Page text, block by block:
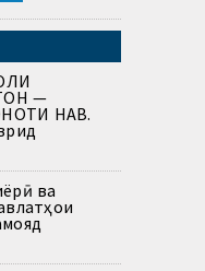
—
НАВ.
ва